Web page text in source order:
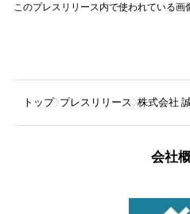
このプレスリリース内で使われている
トップ プレスリリース 株式会社
会社